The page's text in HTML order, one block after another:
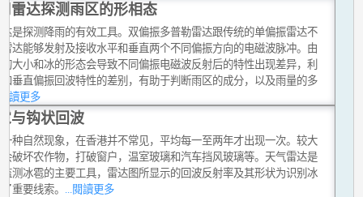
雷达探测雨区的形相态
是探测降雨的有效工具。双偏振多普勒雷达跟传统的单偏振雷达不
达能够发射及接收水平和垂直两个不同偏振方向的电磁波脉冲。由
大小和冰的形态会导致不同偏振电磁波反射后的特性出现差异，利
垂直偏振回波特性的差别，有助于判断雨区的成分，以及雨量的多
讀更多
与钩状回波
种自然现象，在香港并不常见，平均每一至两年才出现一次。较大
破坏农作物，打破窗户，温室玻璃和汽车挡风玻璃等。天气雷达是
测冰雹的主要工具，雷达图所显示的回波反射率及其形状为识别冰
重要线索。 ...閱讀更多